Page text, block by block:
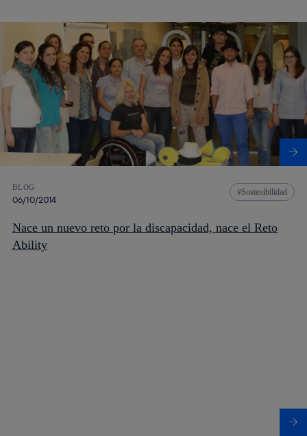
BLOG
06/10/2014
Sostenibilidad
Nace un nuevo reto por la discapacidad, nace el Reto
Ability